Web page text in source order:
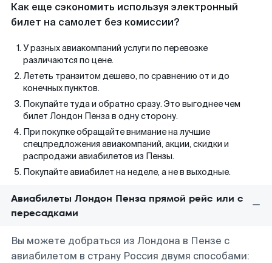
Как еще сэкономить используя электронный
билет на самолет без комиссии?
У разных авиакомпаний услуги по перевозке
различаются по цене.
Лететь транзитом дешево, по сравнению от и до
конечных пунктов.
Покупайте туда и обратно сразу. Это выгоднее чем
билет Лондон Пенза в одну сторону.
При покупке обращайте внимание на лучшие
спецпредложения авиакомпаний, акции, скидки и
распродажи авиабилетов из Пензы.
Покупайте авиабилет на неделе, а не в выходные.
Авиабилеты Лондон Пенза прямой рейс или с
пересадками
Вы можете добраться из Лондона в Пензе с
авиабилетом в страну Россия двумя способами: